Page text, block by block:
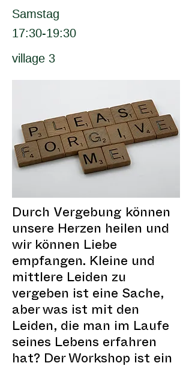
Samstag
17:30-19:30
village 3
Durch Vergebung können
unsere Herzen heilen und
wir können Liebe
empfangen. Kleine und
mittlere Leiden zu
vergeben ist eine Sache,
aber was ist mit den
Leiden, die man im Laufe
seines Lebens erfahren
hat? Der Workshop ist ein